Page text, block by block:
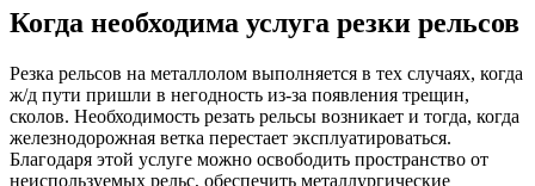
Когда необходима услуга резки рельсов
Резка рельсов на металлолом выполняется в тех случаях, когда
ж/д пути пришли в негодность из-за появления трещин,
сколов. Необходимость резать рельсы возникает и тогда, когда
железнодорожная ветка перестает эксплуатироваться.
Благодаря этой услуге можно освободить пространство от
неиспользуемых рельс, обеспечить металлургические